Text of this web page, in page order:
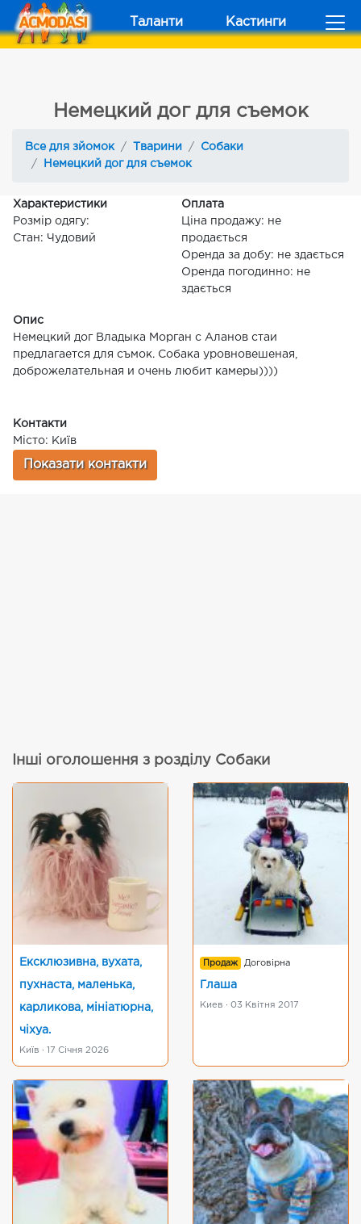
Таланти Кастинги
Немецкий дог для съемок
Все для зйомок Тварини
Собаки
Немецкий дог для съемок
Характеристики
Розмір одягу:
Стан: Чудовий
Оплата
Ціна продажу: не
продається
Оренда за добу: не здається
Оренда погодинно: не
здається
Опис
Немецкий дог Владыка Морган с Аланов стаи
предлагается для съмок. Собака уровновешеная,
доброжелательная и очень любит камеры))))
Контакти
Місто: Київ
Показати контакти
Інші оголошення з розділу Собаки
Ексклюзивна, вухата,
пухнаста, маленька,
карликова, мініатюрна,
чіхуа.
Київ · 17 Січня 2026
Продаж Договірна
Глаша
Киев · 03 Квітня 2017